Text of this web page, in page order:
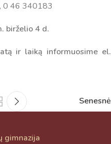
0 46 340183
birželio 4 d.
ir laiką informuosime el.
Senesnė
gimnazija